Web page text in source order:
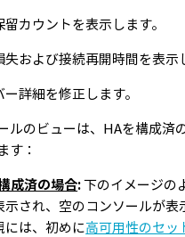
留カウントを表示します。
失および接続再開時間を表示
詳細を修正します。
ルのビューは、HAを構成済
す：
成済の場合:下のイメージの
示され、空のコンソールが表
には、初めに高可用性のセッ